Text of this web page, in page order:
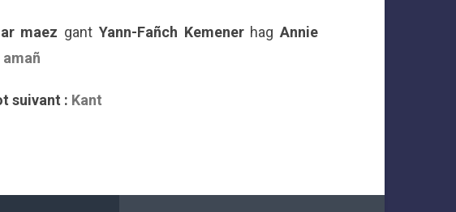
maez gant Yann-Fañch KemenerhagAnnie
amañ
suivant : Kant